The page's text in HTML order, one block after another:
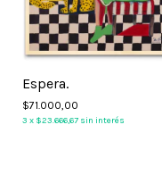
Espera.
$71.000,00
3 x $23.666,67 sin interés